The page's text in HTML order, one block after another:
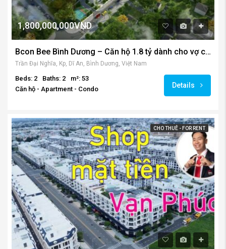
1,800,000,000VND
Bcon Bee Bình Dương – Căn hộ 1.8 tỷ dành cho vợ chồng trẻ
Trần Đại Nghĩa, Kp, Dĩ An, Bình Dương, Việt Nam
Beds: 2 Baths: 2
m²: 53
Căn hộ - Apartment - Condo
Details
CHO THUÊ - FOR RENT